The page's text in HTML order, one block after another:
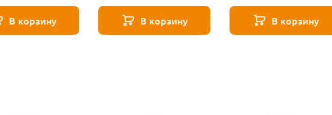
В корзину В корзину В корзину